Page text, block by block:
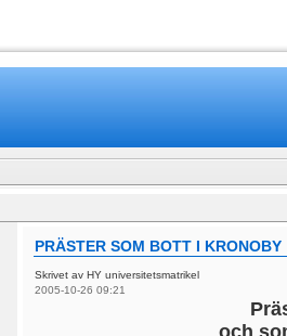
PRÄSTER SOM BOTT I KRONOBY
Skrivet av HY universitetsmatrikel
2005-10-26 09:21
och